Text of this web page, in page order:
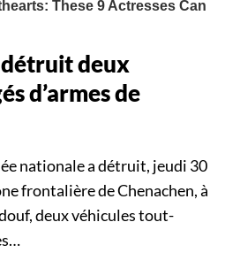
deux
d’armes de
nationale a détruit, jeudi 30
frontalière de Chenachen, à
deux véhicules tout-